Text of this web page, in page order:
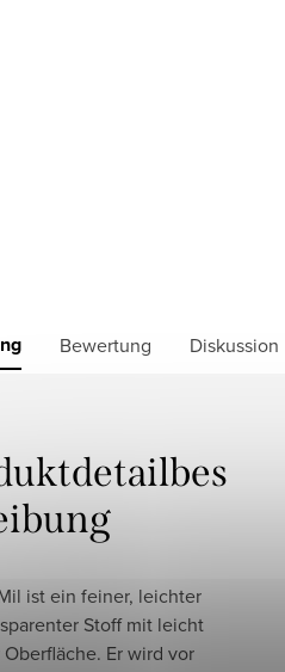
Bewertung Diskussion
ist ein feiner, leichter
Stoff mit leicht
Er wird vor